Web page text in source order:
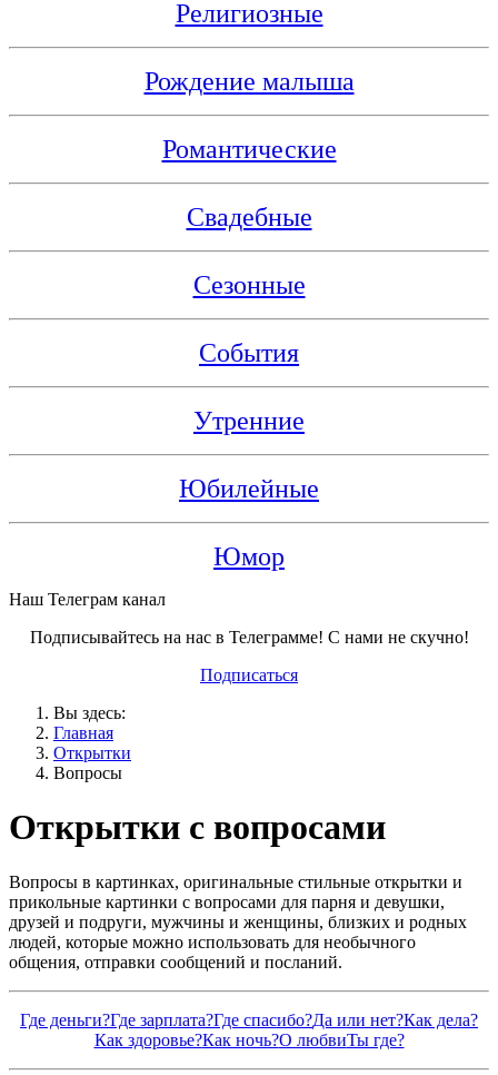
Религиозные
Рождение малыша
Романтические
Свадебные
Сезонные
События
Утренние
Юбилейные
Юмор
Наш Телеграм канал
Подписывайтесь на нас в Телеграмме! С нами не скучно!
Подписаться
Вы здесь:
Главная
Открытки
Вопросы
Открытки с вопросами
Вопросы в картинках, оригинальные стильные открытки и
прикольные картинки с вопросами для парня и девушки,
друзей и подруги, мужчины и женщины, близких и родных
людей, которые можно использовать для необычного
общения, отправки сообщений и посланий.
Где деньги?Где зарплата?Где спасибо?Да или нет?Как дела?
Как здоровье?Как ночь?О любвиТы где?